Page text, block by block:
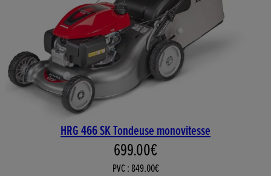
HRG 466 SK Tondeuse monovitesse
Prix actuel : 699.00€. Prix de
699.00€
PVC : 849.00€